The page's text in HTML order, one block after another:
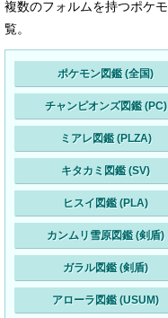
複数のフォルムを持つポケ
覧。
ポケモン図鑑 (全国)
チャンピオンズ図鑑 (PC)
ミアレ図鑑 (PLZA)
キタカミ図鑑 (SV)
ヒスイ図鑑 (PLA)
カンムリ雪原図鑑 (剣盾)
ガラル図鑑 (剣盾)
アローラ図鑑 (USUM)